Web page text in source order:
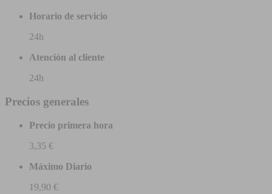
Horario de servicio
24h
Atención al cliente
24h
Precios generales
Precio primera hora
3,35 €
Máximo Diario
19,90 €